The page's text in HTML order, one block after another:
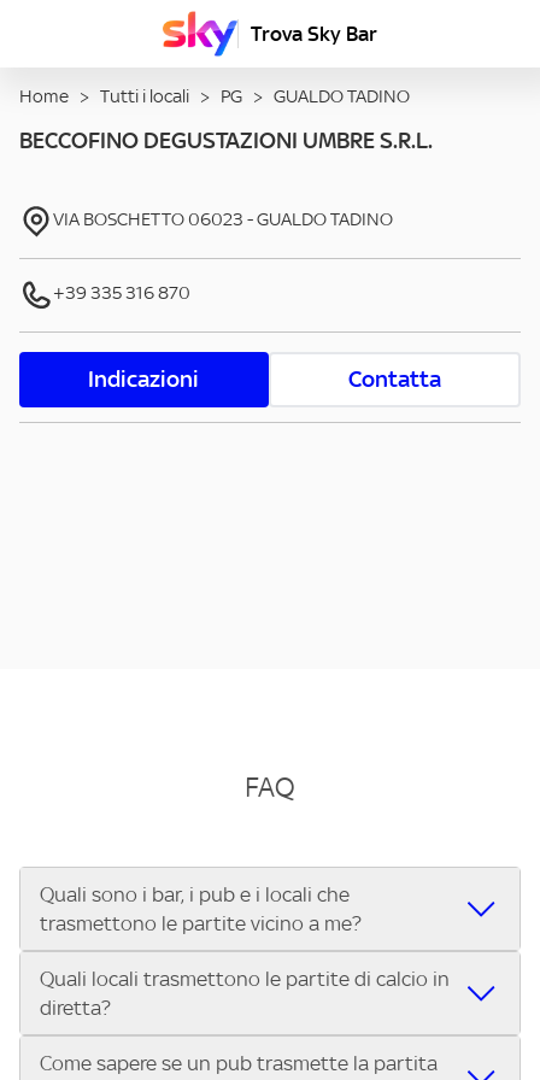
Trova Sky Bar
Home > Tutti i locali > PG > GUALDO TADINO
BECCOFINO DEGUSTAZIONI UMBRE S.R.L.
VIA BOSCHETTO 06023 -GUALDO TADINO
+39 335 316 870
Indicazioni Contatta
FAQ
Quali sono i bar, i pub e i locali che
trasmettono le partite vicino a me?
Se cerchi un bar, pub, ristorante o locale vicino a te per
vedere le partite di Serie A ENILIVE, la Serie C Sky Wifi, la
UEFA Champions League, la UEFA Europa League, la UEFA
Conference League, il Tennis, la Formula 1®, la MotoGP™ e
Quali locali trasmettono le partite di calcio in
diretta?
Vuoi sapere quali bar, pub o ristoranti mostrano le partite
Come sapere se un pub trasmette la partita